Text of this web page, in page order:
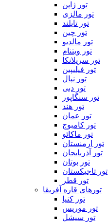
تور ژاپن
تور مالزی
تور تایلند
تور چین
تور مالدیو
تور ویتنام
تور سریلانکا
تور فیلیپین
تور نپال
تور دبی
تور سنگاپور
تور هند
تور عمان
تور کامبوج
تور ماکائو
تور ارمنستان
تور آذربایجان
تور بوتان
تور تاجیکستان
تور قطر
تورهای قاره آفریقا
تور کنیا
تور موریس
تور سیشل